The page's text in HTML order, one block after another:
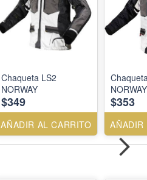
Chaqueta LS2
NORWAY
$349
AÑADIR AL CARRITO
NORWAY
$353
AÑADIR